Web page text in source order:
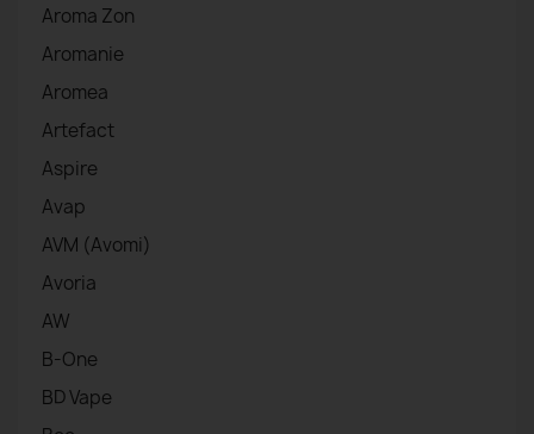
Aroma Zon
Aromanie
Aromea
Artefact
Aspire
Avap
AVM (Avomi)
Avoria
AW
B-One
BD Vape